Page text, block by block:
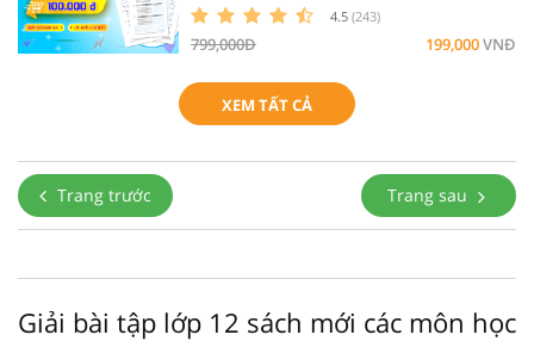
4.5 (243)
799,000Đ 199,000VNĐ
XEM TẤT CẢ
Trang trước Trang sau
Giải bài tập lớp 12 sách mới các môn học